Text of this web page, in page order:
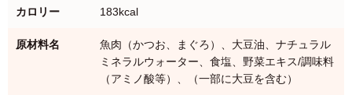
カロリー 183kcal
原材料名
魚肉（かつお、まぐろ）、大豆油、ナチュラル
ミネラルウォーター、食塩、野菜エキス/調味料
（アミノ酸等）、（一部に大豆を含む）